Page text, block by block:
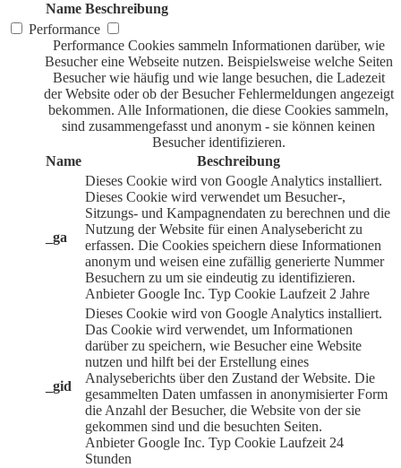
Name Beschreibung
Performance
Performance Cookies sammeln Informationen darüber, wie
Besucher eine Webseite nutzen. Beispielsweise welche Seiten
Besucher wie häufig und wie lange besuchen, die Ladezeit
der Website oder ob der Besucher Fehlermeldungen angezeigt
bekommen. Alle Informationen, die diese Cookies sammeln,
sind zusammengefasst und anonym - sie können keinen
Besucher identifizieren.
Name
Beschreibung
_ga
Dieses Cookie wird von Google Analytics installiert.
Dieses Cookie wird verwendet um Besucher-,
Sitzungs- und Kampagnendaten zu berechnen und die
Nutzung der Website für einen Analysebericht zu
erfassen. Die Cookies speichern diese Informationen
anonym und weisen eine zufällig generierte Nummer
Besuchern zu um sie eindeutig zu identifizieren.
Anbieter Google Inc. Typ Cookie Laufzeit 2 Jahre
_gid
Dieses Cookie wird von Google Analytics installiert.
Das Cookie wird verwendet, um Informationen
darüber zu speichern, wie Besucher eine Website
nutzen und hilft bei der Erstellung eines
Analyseberichts über den Zustand der Website. Die
gesammelten Daten umfassen in anonymisierter Form
die Anzahl der Besucher, die Website von der sie
gekommen sind und die besuchten Seiten.
Anbieter Google Inc. Typ Cookie Laufzeit 24
Stunden